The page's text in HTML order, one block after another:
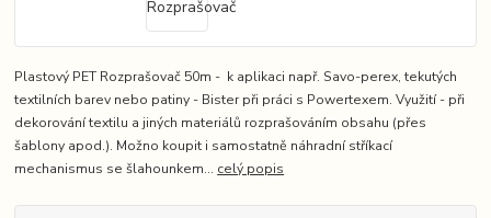
Plastový PET Rozprašovač 50m - k aplikaci např. Savo-perex, tekutých
textilních barev nebo patiny - Bister při práci s Powertexem. Využití - při
dekorování textilu a jiných materiálů rozprašováním obsahu (přes
šablony apod.). Možno koupit i samostatně náhradní stříkací
mechanismus se šlahounkem... celý popis